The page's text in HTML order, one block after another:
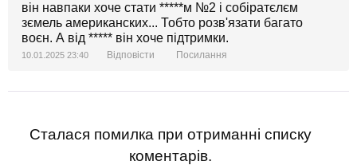
він навпаки хоче стати *****м №2 і собіратєлєм
зємель американских... Тобто розв'язати багато
воєн. А від ***** він хоче підтримки.
10.01.2025 23:40 Відповісти Посилання
Сталася помилка при отриманні списку
коментарів.